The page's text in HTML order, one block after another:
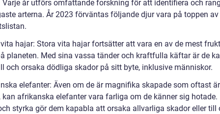
Varje år utförs omfattande forskning för att identifiera och
arterna. År 2023 förväntas följande djur vara på toppen av
hajar: Stora vita hajar fortsätter att vara en av de mest
planeten. Med sina vassa tänder och kraftfulla käftar är de
och orsaka dödliga skador på sitt byte, inklusive människor.
elefanter: Även om de är magnifika skapade som oftast är
kan afrikanska elefanter vara farliga om de känner sig hotade.
styrka gör dem kapabla att orsaka allvarliga skador eller till